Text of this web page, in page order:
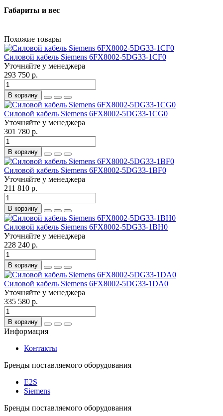
Габариты и вес
Похожие товары
Силовой кабель Siemens 6FX8002-5DG33-1CF0
Уточняйте у менеджера
293 750 р.
В корзину
Силовой кабель Siemens 6FX8002-5DG33-1CG0
Уточняйте у менеджера
301 780 р.
В корзину
Силовой кабель Siemens 6FX8002-5DG33-1BF0
Уточняйте у менеджера
211 810 р.
В корзину
Силовой кабель Siemens 6FX8002-5DG33-1BH0
Уточняйте у менеджера
228 240 р.
В корзину
Силовой кабель Siemens 6FX8002-5DG33-1DA0
Уточняйте у менеджера
335 580 р.
В корзину
Информация
Контакты
Бренды поставляемого оборудования
E2S
Siemens
Бренды поставляемого оборудования